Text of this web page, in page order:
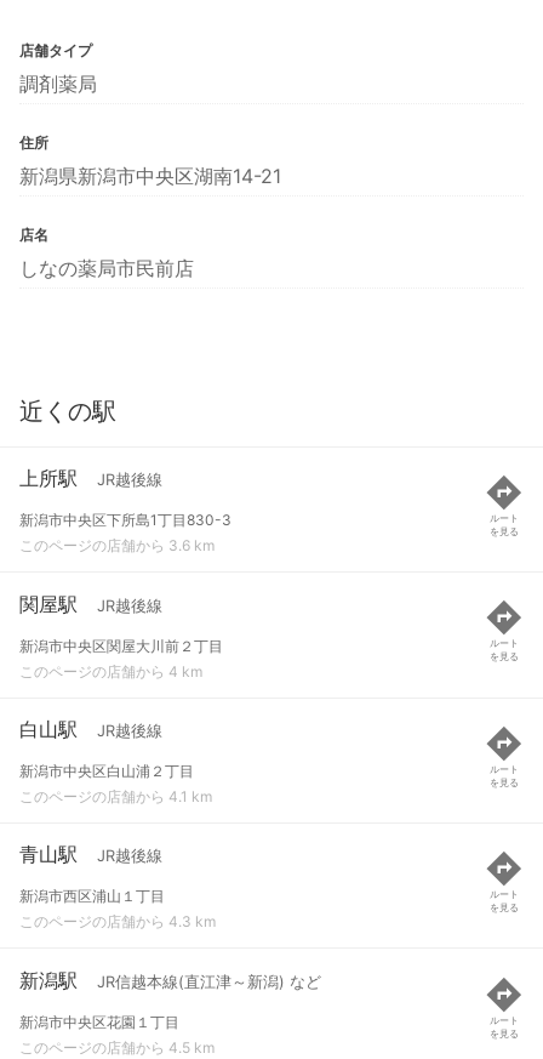
店舗タイプ
調剤薬局
住所
新潟県新潟市中央区湖南14-21
店名
しなの薬局市民前店
近くの駅
上所駅 JR越後線
新潟市中央区下所島1丁目830-3
このページの店舗から 3.6 km
ルート
を見る
関屋駅 JR越後線
新潟市中央区関屋大川前２丁目
このページの店舗から 4 km
ルート
を見る
白山駅 JR越後線
新潟市中央区白山浦２丁目
このページの店舗から 4.1 km
ルート
を見る
青山駅 JR越後線
新潟市西区浦山１丁目
このページの店舗から 4.3 km
ルート
を見る
新潟駅 JR信越本線(直江津～新潟) など
新潟市中央区花園１丁目
このページの店舗から 4.5 km
ルート
を見る